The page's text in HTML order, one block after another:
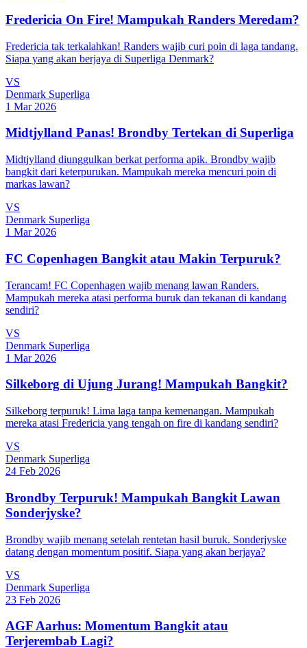
Fredericia On Fire! Mampukah Randers Meredam?
Fredericia tak terkalahkan! Randers wajib curi poin di laga tandang.
Siapa yang akan berjaya di Superliga Denmark?
VS
Denmark Superliga
1 Mar 2026
Midtjylland Panas! Brondby Tertekan di Superliga
Midtjylland diunggulkan berkat performa apik. Brondby wajib
bangkit dari keterpurukan. Mampukah mereka mencuri poin di
markas lawan?
VS
Denmark Superliga
1 Mar 2026
FC Copenhagen Bangkit atau Makin Terpuruk?
Terancam! FC Copenhagen wajib menang lawan Randers.
Mampukah mereka atasi performa buruk dan tekanan di kandang
sendiri?
VS
Denmark Superliga
1 Mar 2026
Silkeborg di Ujung Jurang! Mampukah Bangkit?
Silkeborg terpuruk! Lima laga tanpa kemenangan. Mampukah
mereka atasi Fredericia yang tengah on fire di kandang sendiri?
VS
Denmark Superliga
24 Feb 2026
Brondby Terpuruk! Mampukah Bangkit Lawan
Sonderjyske?
Brondby wajib menang setelah rentetan hasil buruk. Sonderjyske
datang dengan momentum positif. Siapa yang akan berjaya?
VS
Denmark Superliga
23 Feb 2026
AGF Aarhus: Momentum Bangkit atau
Terjerembab Lagi?